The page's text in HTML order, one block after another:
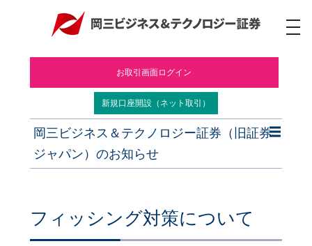
ナ
ビ
フィッシング対策について
お取引画面ログイン
新規口座開設（ネット取引）
岡三ビジネス＆テクノロジー証券（旧証券
ジャパン）のお知らせ